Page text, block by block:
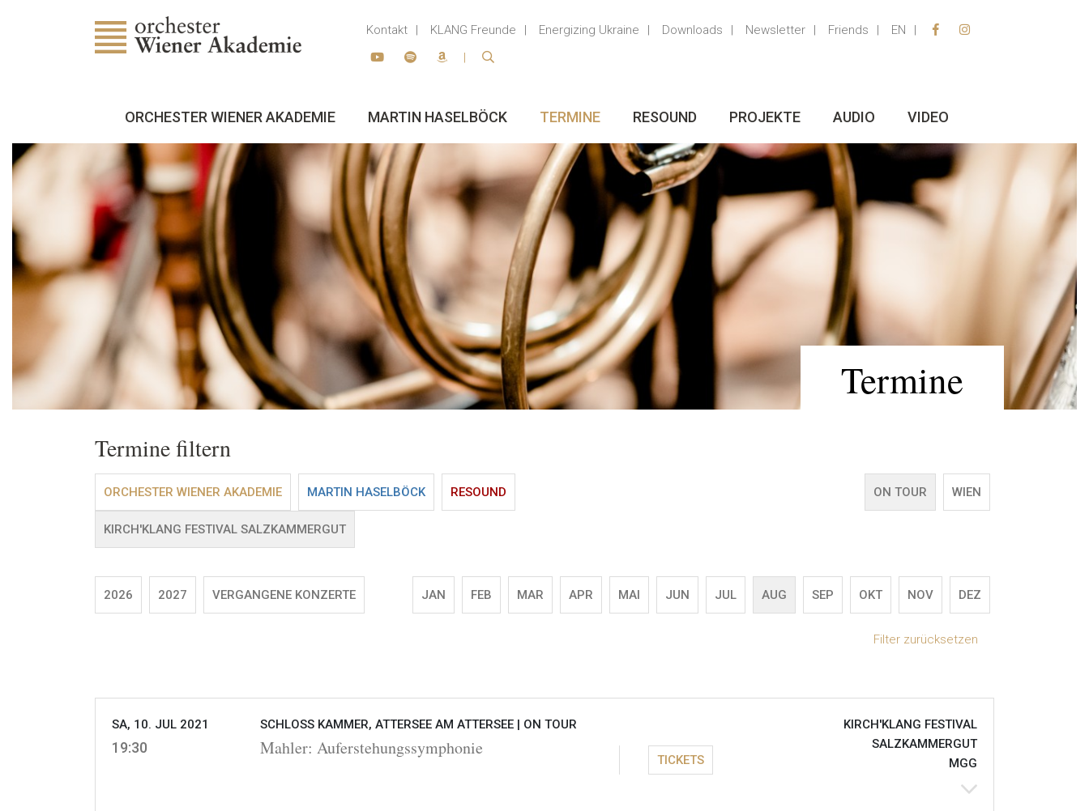
Kontakt KLANG Freunde Energizing Ukraine Downloads Newsletter Friends EN
ORCHESTER WIENER AKADEMIE MARTIN HASELBÖCK TERMINE RESOUND PROJEKTE AUDIO VIDEO
Termine
Termine filtern
ORCHESTER WIENER AKADEMIE MARTIN HASELBÖCK RESOUND
KIRCH'KLANG FESTIVAL SALZKAMMERGUT
ON TOUR WIEN
2026 2027 VERGANGENE KONZERTE JAN FEB MAR APR MAI JUN JUL AUG SEP OKT NOV DEZ
Filter zurücksetzen
SA, 10. JUL 2021
19:30
SCHLOSS KAMMER, ATTERSEE AM ATTERSEE | ON TOUR
Mahler: Auferstehungssymphonie
TICKETS
KIRCH'KLANG FESTIVAL
SALZKAMMERGUT
MGG